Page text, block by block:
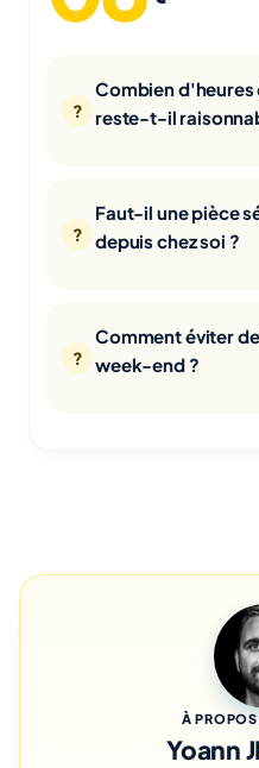
Combien
reste-t-il
Faut-il une pièce
depuis chez soi ?
Comment éviter
week-end ?
À PROPOS
Yoann